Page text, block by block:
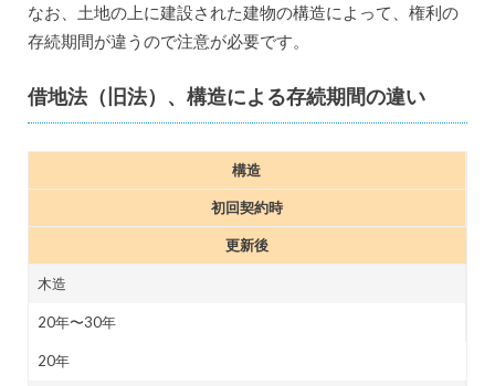
なお、土地の上に建設された建物の構造によって、権利の
存続期間が違うので注意が必要です。
借地法（旧法）、構造による存続期間の違い
構造
初回契約時
更新後
木造
20年〜30年
20年